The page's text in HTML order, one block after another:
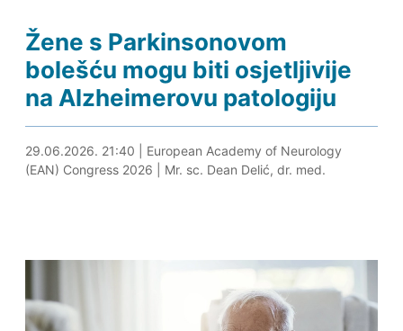
Žene s Parkinsonovom
bolešću mogu biti osjetljivije
na Alzheimerovu patologiju
29.06.2026. 21:52
29.06.2026. 21:40
European Academy of Neurology
(EAN) Congress 2026
Mr. sc. Dean Delić, dr. med.